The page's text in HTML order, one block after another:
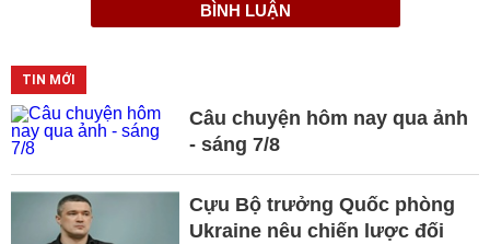
BÌNH LUẬN
TIN MỚI
Câu chuyện hôm nay qua ảnh
- sáng 7/8
Cựu Bộ trưởng Quốc phòng
Ukraine nêu chiến lược đối